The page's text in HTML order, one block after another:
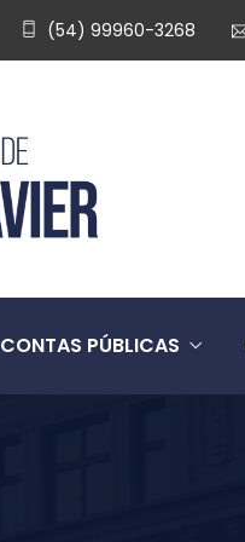
(54) 99960-3268
CONTAS PÚBLICAS